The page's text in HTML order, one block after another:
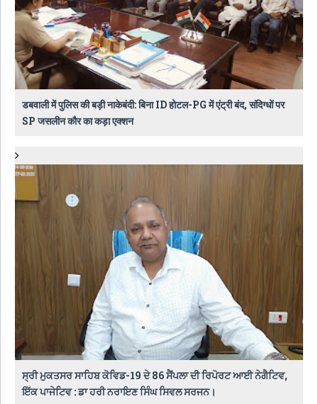
डबवाली में पुलिस की बड़ी नाकेबंदी: बिना ID होटल-PG में एंट्री बंद, संदिग्धों पर
SP जसलीन कौर का कड़ा एक्शन
ਸ੍ਰੀ ਮੁਕਤਸਰ ਸਾਹਿਬ ਕੋਵਿਡ-19 ਦੇ 86 ਸੈਂਪਲਾ ਦੀ ਰਿਪੋਰਟ ਆਈ ਨੇਗੈਟਿਵ,
ਇੱਕ ਪਾਜੇਟਿਵ : ਡਾ ਹਰੀ ਨਰਾਇਣ ਸਿੰਘ ਸਿਵਲ ਸਰਜਨ।